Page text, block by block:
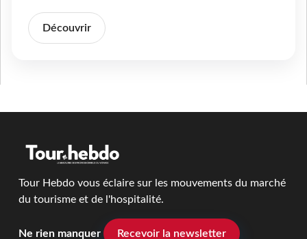
Découvrir
Tour Hebdo vous éclaire sur les mouvements du marché
du tourisme et de l'hospitalité.
Ne rien manquer Recevoir la newsletter